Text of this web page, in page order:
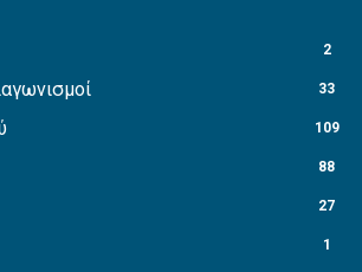
2
33
109
88
27
1